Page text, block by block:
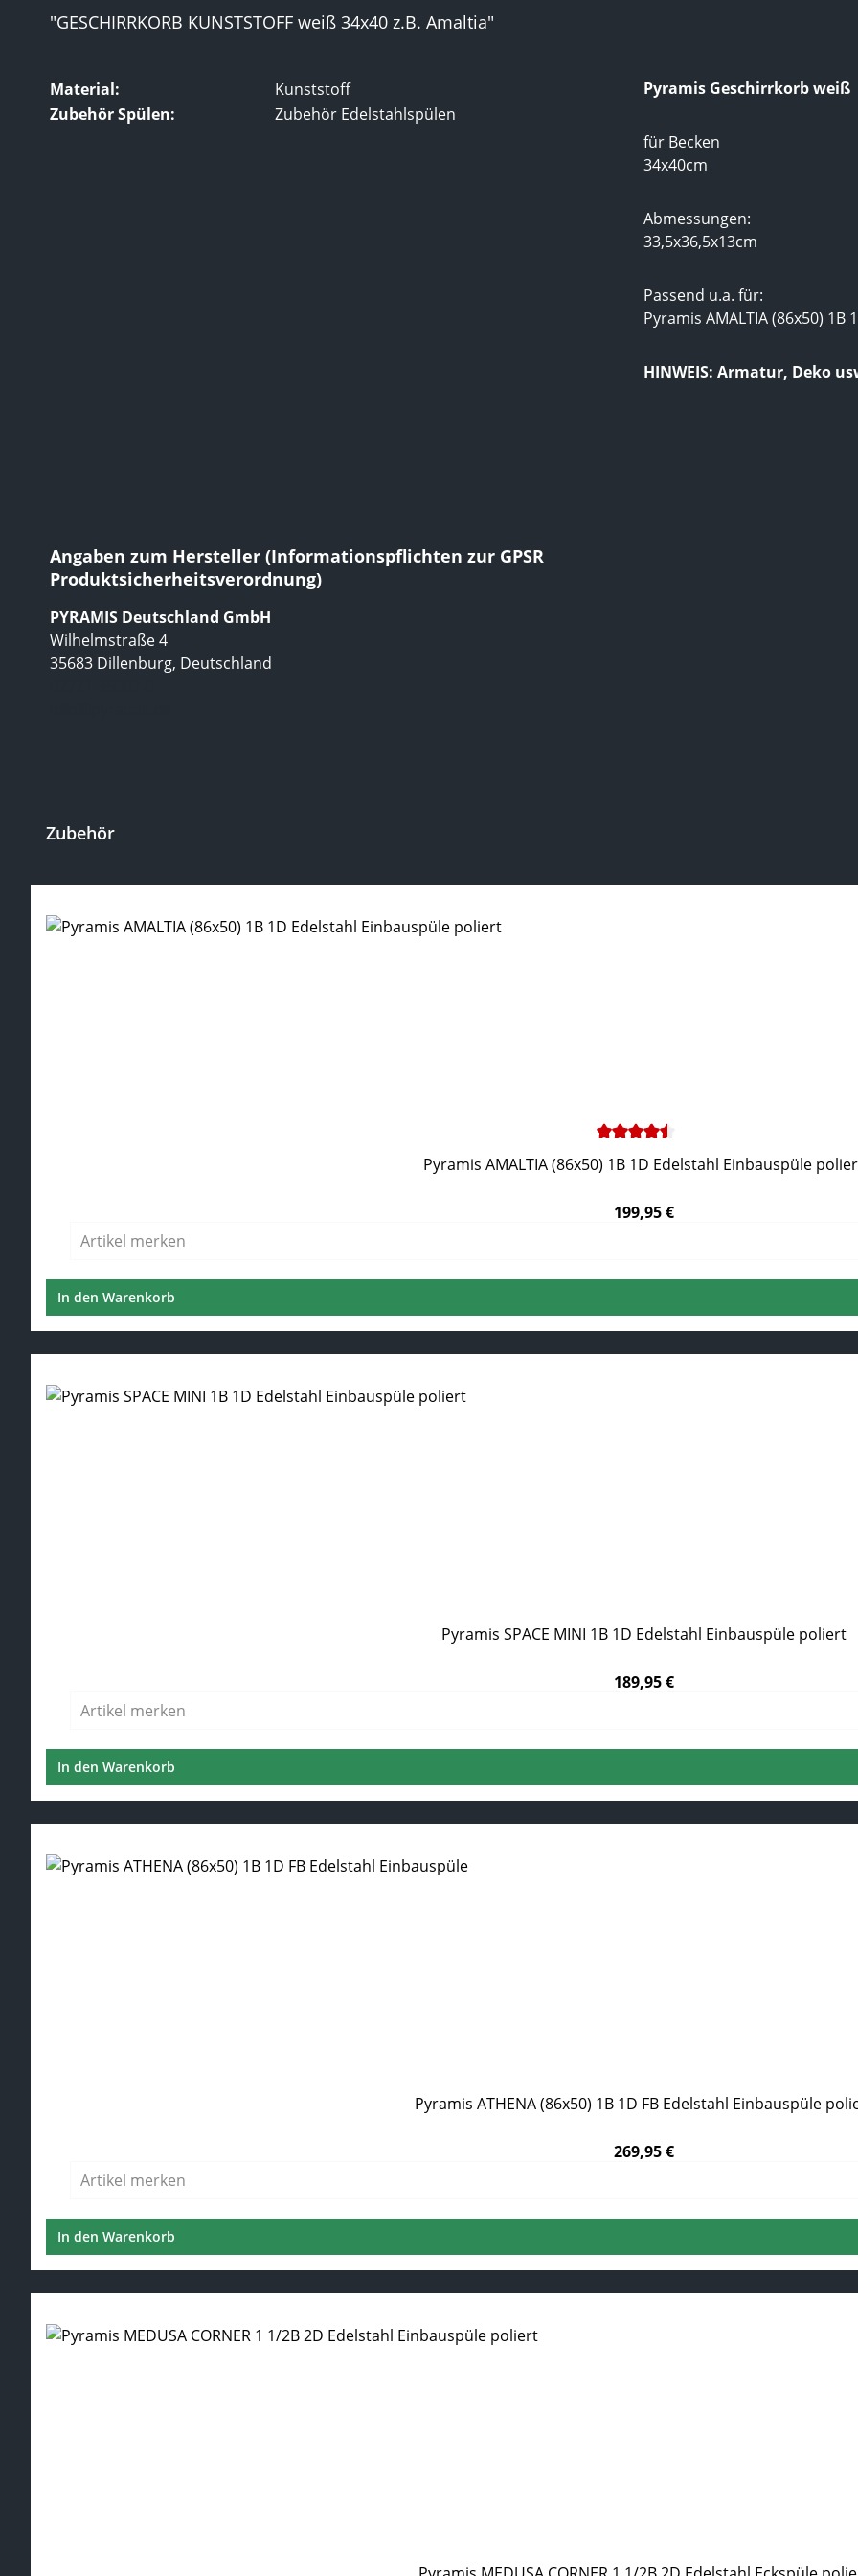
"GESCHIRRKORB KUNSTSTOFF weiß 34x40 z.B. Amaltia"
Pyramis Geschirrkorb weiß
für Becken
34x40cm
Abmessungen:
33,5x36,5x13cm
Passend u.a. für:
Pyramis AMALTIA (86x50) 1B
HINWEIS: Armatur, Deko
Angaben zum Hersteller (Informationspflichten zur GPSR
Produktsicherheitsverordnung)
PYRAMIS Deutschland GmbH
Wilhelmstraße 4
35683 Dillenburg, Deutschland
Material:
Kunststoff
Zubehör Spülen:
Zubehör Edelstahlspülen
Zubehör
Pyramis AMALTIA (86x50) 1B 1D Edelstahl Einbauspüle
199,95 €
Artikel merken
In den Warenkorb
Pyramis SPACE MINI 1B 1D Edelstahl Einbauspüle poliert
189,95 €
Artikel merken
In den Warenkorb
Pyramis ATHENA (86x50) 1B 1D FB Edelstahl Einbauspüle
269,95 €
Artikel merken
In den Warenkorb